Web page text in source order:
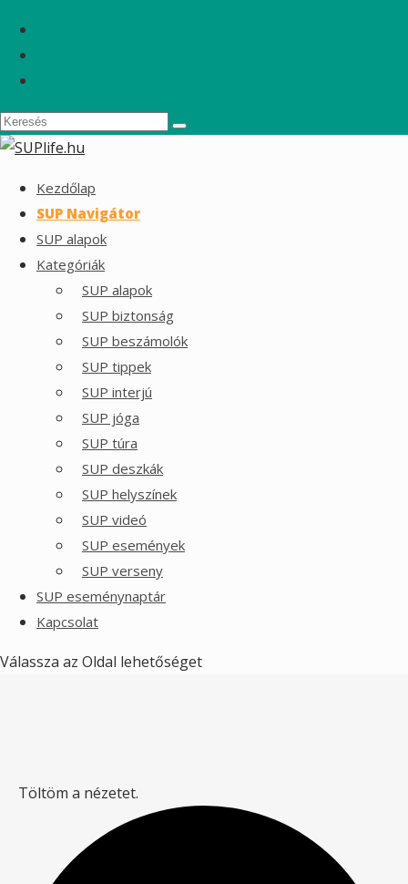
Kezdőlap
SUP Navigátor
SUP alapok
Kategóriák
SUP alapok
SUP biztonság
SUP beszámolók
SUP tippek
SUP interjú
SUP jóga
SUP túra
SUP deszkák
SUP helyszínek
SUP videó
SUP események
SUP verseny
SUP eseménynaptár
Kapcsolat
Válassza az Oldal lehetőséget
Töltöm a nézetet.